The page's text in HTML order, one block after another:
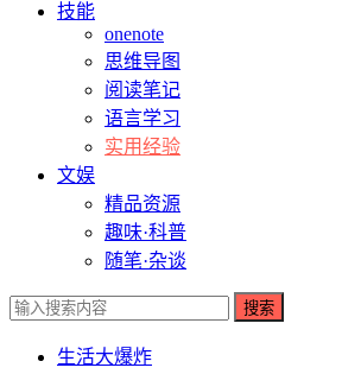
技能
onenote
思维导图
阅读笔记
语言学习
实用经验
文娱
精品资源
趣味·科普
随笔·杂谈
搜索
生活大爆炸